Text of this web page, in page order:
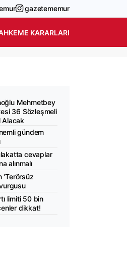
gazetememur
KARARLARI
Mehmetbey
36 Sözleşmeli
Alacak
gündem
cevaplar
alınmalı
'Terörsüz
limiti 50 bin
dikkat!